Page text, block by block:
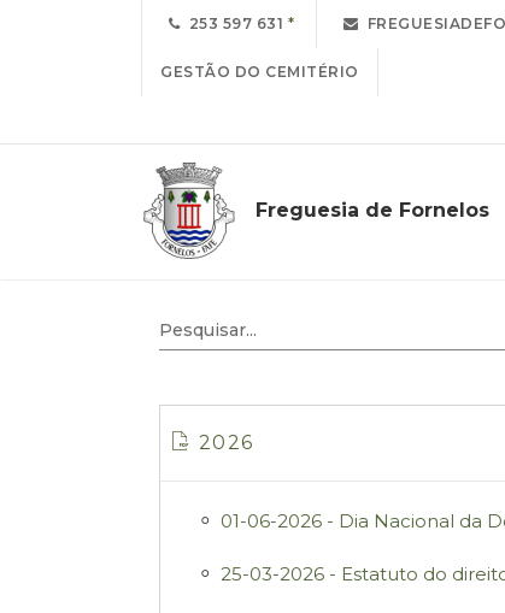
253 597 631
GESTÃO DO CEMITÉRIO
Freguesia de Fornelos
Editais
2026
01-06-2026 - Dia Nacional da
25-03-2026 - Estatuto do